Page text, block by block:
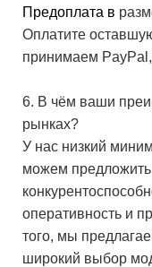
Предоплата в
Оплатите
принимаем PayPal,
6. В чём ваши
рынках?
У нас низкий
можем
оперативность и
того, мы
широкий выбор